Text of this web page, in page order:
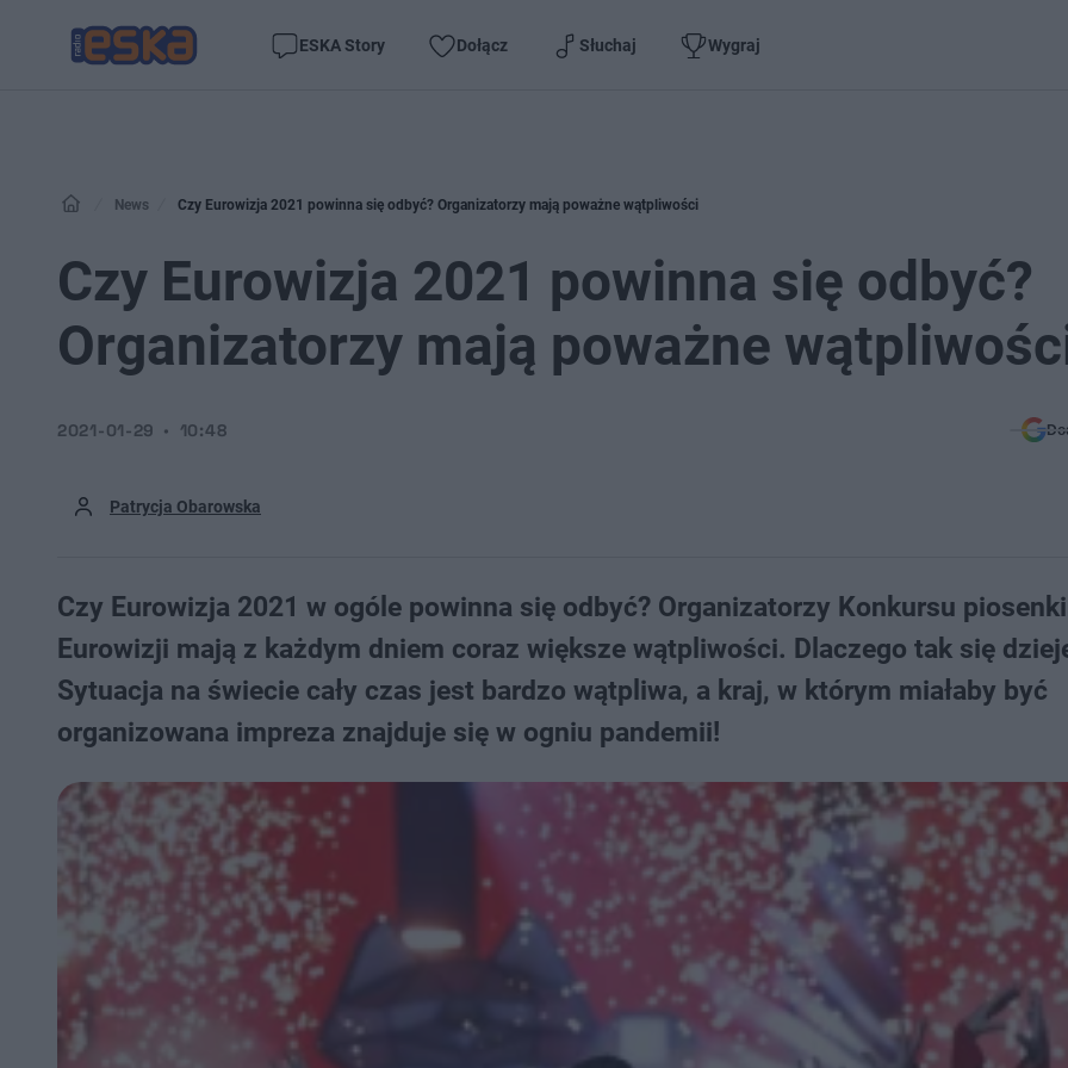
ESKA Story Dołącz Słuchaj Wygraj
News Czy Eurowizja 2021 powinna się odbyć? Organizatorzy mają poważne wątpliwości
Czy Eurowizja 2021 powinna się odbyć?
Organizatorzy mają poważne
Patrycja Obarowska
2021-01-29 10:48
Czy Eurowizja 2021 w ogóle powinna się odbyć? Organizatorzy Konkursu piosenki
Eurowizji mają z każdym dniem coraz większe wątpliwości. Dlaczego tak się
Sytuacja na świecie cały czas jest bardzo wątpliwa, a kraj, w którym miałaby być
organizowana impreza znajduje się w ogniu pandemii!